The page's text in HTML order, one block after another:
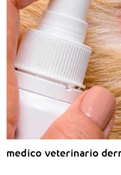
medico veterinario